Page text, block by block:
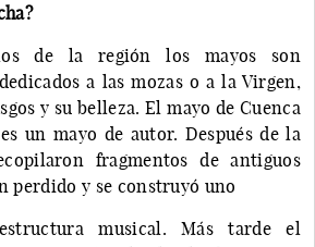
de la región los mayos son
a las mozas o a la Virgen,
y su belleza. El mayo de Cuenca
un mayo de autor. Después de la
fragmentos de antiguos
perdido y se construyó uno
musical. Más tarde el